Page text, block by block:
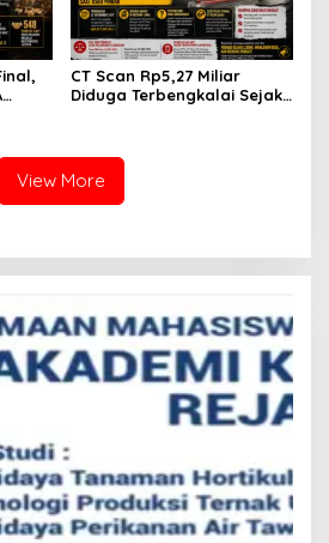
CT Scan Rp5,27 Miliar
Diduga Terbengkalai Sejak
View More